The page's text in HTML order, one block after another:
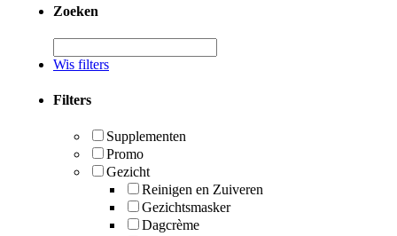
Zoeken
Wis filters
Filters
Supplementen
Promo
Gezicht
Reinigen en Zuiveren
Gezichtsmasker
Dagcrème